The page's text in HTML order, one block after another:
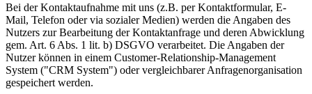
Bei der Kontaktaufnahme mit uns (z.B. per Kontaktformular, E-
Mail, Telefon oder via sozialer Medien) werden die Angaben des
Nutzers zur Bearbeitung der Kontaktanfrage und deren Abwicklung
gem. Art. 6 Abs. 1 lit. b) DSGVO verarbeitet. Die Angaben der
Nutzer können in einem Customer-Relationship-Management
System ("CRM System") oder vergleichbarer Anfragenorganisation
gespeichert werden.